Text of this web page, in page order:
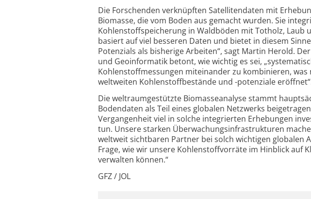
Die Forschenden verknüpften Satelliten­daten mit
Biomasse, die vom Boden aus gemacht wurden. Sie
Kohlenstoff­speicherung in Waldböden mit Totholz, Laub
basiert auf viel besseren Daten und bietet in diesem
Potenzials als bisherige Arbeiten“, sagt Martin Herold.
und Geoinformatik betont, wie wichtig es sei,
Kohlenstoffmessungen miteinander zu kombinieren, was
weltweiten Kohlenstoffbestände und -potenziale
Die weltraum­gestützte Biomasse­analyse stammt
Bodendaten als Teil eines globalen Netzwerks
Vergangenheit viel in solche integrierten Erhebungen
tun. Unsere starken Überwachungs­infrastrukturen
weltweit sichtbaren Partner bei solch wichtigen globalen
Frage, wie wir unsere Kohlenstoff­vorräte im Hinblick auf
verwalten können.“
GFZ / JOL